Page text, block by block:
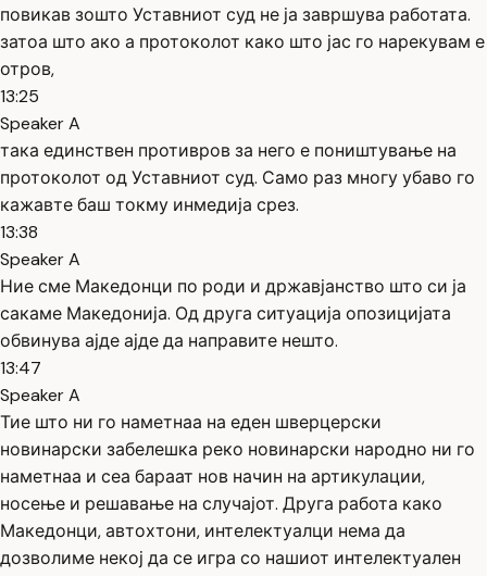
повикав зошто Уставниот суд не ја завршува работата.
затоа што ако а протоколот како што јас го нарекувам е
отров,
13:25
Speaker A
така единствен противров за него е поништување на
протоколот од Уставниот суд. Само раз многу убаво го
кажавте баш токму инмедија срез.
13:38
Speaker A
Ние сме Македонци по роди и државјанство што си ја
сакаме Македонија. Од друга ситуација опозицијата
обвинува ајде ајде да направите нешто.
13:47
Speaker A
Тие што ни го наметнаа на еден шверцерски
новинарски забелешка реко новинарски народно ни го
наметнаа и сеа бараат нов начин на артикулации,
носење и решавање на случајот. Друга работа како
Македонци, автохтони, интелектуалци нема да
дозволиме некој да се игра со нашиот интелектуален